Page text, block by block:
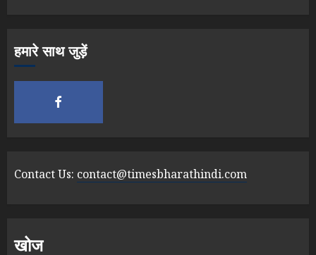
हमारे साथ जुड़ें
Contact Us: contact@timesbharathindi.com
खोज